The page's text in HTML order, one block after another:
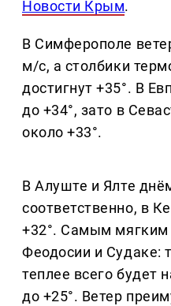
Новости Крым.
В Симферополе
м/с, а столбики
достигнут +35°. В
до +34°, зато в
около +33°.
В Алуште и Ялте
соответственно, в
+32°. Самым мягким
Феодосии и Судаке:
теплее всего
до +25°. Ветер